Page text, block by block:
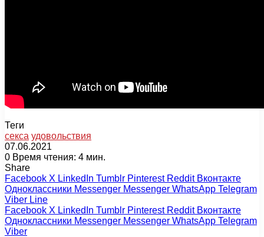
Теги
секса удовольствия
07.06.2021
0 Время чтения: 4 мин.
Share
Facebook X LinkedIn Tumblr Pinterest Reddit Вконтакте
Одноклассники Messenger Messenger WhatsApp Telegram
Viber Line
Facebook X LinkedIn Tumblr Pinterest Reddit Вконтакте
Одноклассники Messenger Messenger WhatsApp Telegram
Viber